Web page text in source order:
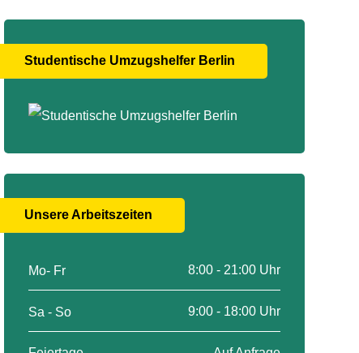
Studentische Umzugshelfer Berlin
Unsere Arbeitszeiten
Mo- Fr 8:00 - 21:00 Uhr
Sa - So 9:00 - 18:00 Uhr